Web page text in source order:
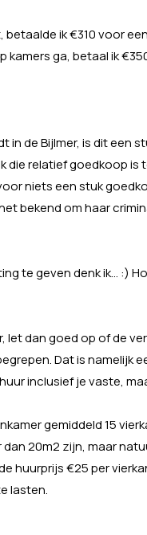
ik €310 voor
kamers ga, betaal ik
in de Bijlmer, is dit een
die relatief goedkoop
niets een stuk
bekend om haar
te geven denk ik… :)
let dan goed op of de
Dat is namelijk
inclusief je vaste,
gemiddeld 15
20m2 zijn, maar
huurprijs €25 per
lasten.